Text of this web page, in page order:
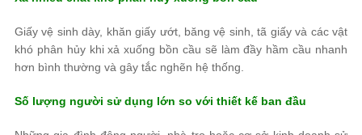
Giấy vệ sinh dày, khăn giấy ướt, băng vệ sinh, tã giấy và các vật
khó phân hủy khi xả xuống bồn cầu sẽ làm đầy hầm cầu nhanh
hơn bình thường và gây tắc nghẽn hệ thống.
Số lượng người sử dụng lớn so với thiết kế ban đầu